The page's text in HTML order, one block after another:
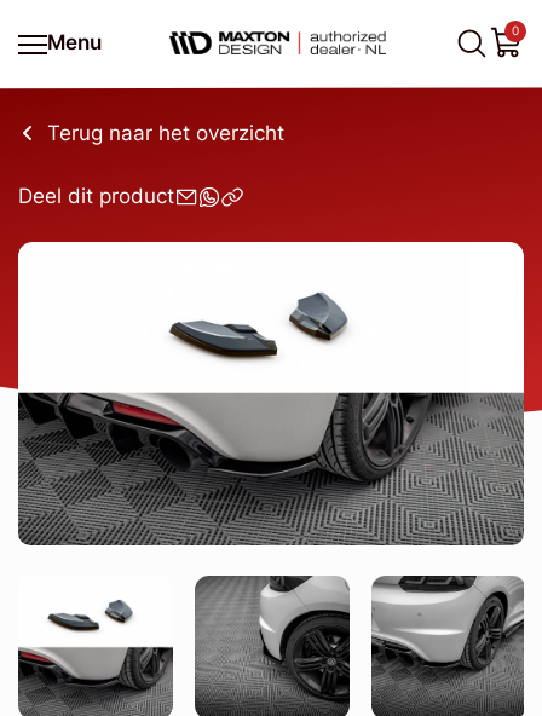
Menu
0
Terug naar het overzicht
Deel dit product